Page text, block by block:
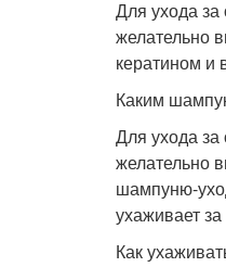
Для ухода
желательно
кератином и
Каким
Для ухода
желательно
шампуню-
ухаживает
Как